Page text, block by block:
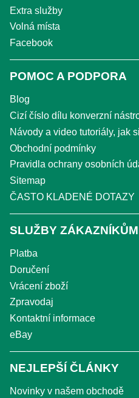
Extra služby
Volná místa
Facebook
POMOC A PODPORA
Blog
Cizí číslo dílu konverzní
Návody a video tutoriály, jak
Obchodní podmínky
Pravidla ochrany osobních
Sitemap
ČASTO KLADENÉ DOTAZY
SLUŽBY ZÁKAZNÍKŮM
Platba
Doručení
Vrácení zboží
Zpravodaj
Kontaktní informace
eBay
NEJLEPŠÍ ČLÁNKY
Novinky v našem obchodě